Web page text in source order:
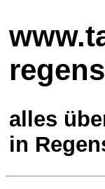
alles
in